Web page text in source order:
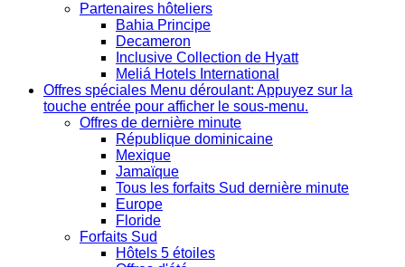
Partenaires hôteliers
Bahia Principe
Decameron
Inclusive Collection de Hyatt
Meliá Hotels International
Offres spéciales Menu déroulant: Appuyez sur la
touche entrée pour afficher le sous-menu.
Offres de dernière minute
République dominicaine
Mexique
Jamaïque
Tous les forfaits Sud dernière minute
Europe
Floride
Forfaits Sud
Hôtels 5 étoiles